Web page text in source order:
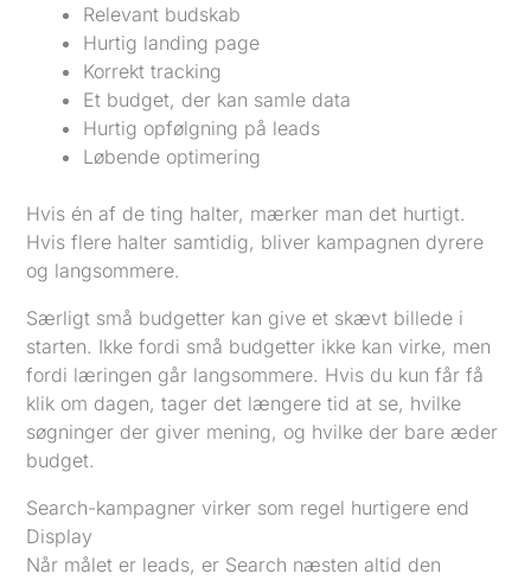
Relevant budskab
Hurtig landing page
Korrekt tracking
Et budget, der kan samle data
Hurtig opfølgning på leads
Løbende optimering
Hvis én af de ting halter, mærker man det hurtigt.
Hvis flere halter samtidig, bliver kampagnen dyrere
og langsommere.
Særligt små budgetter kan give et skævt billede i
starten. Ikke fordi små budgetter ikke kan virke, men
fordi læringen går langsommere. Hvis du kun får få
klik om dagen, tager det længere tid at se, hvilke
søgninger der giver mening, og hvilke der bare æder
budget.
Search-kampagner virker som regel hurtigere end
Display
Når målet er leads, er Search næsten altid den